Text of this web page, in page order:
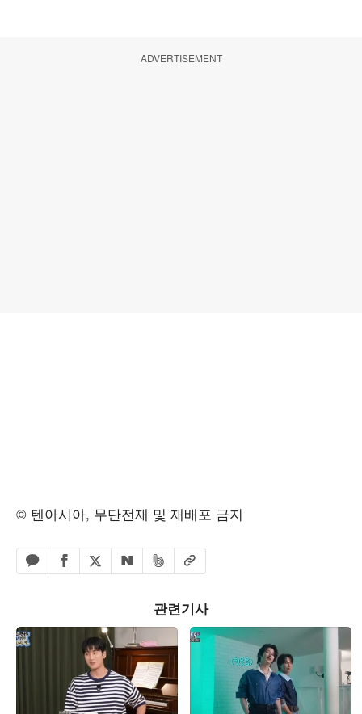
ADVERTISEMENT
© 텐아시아, 무단전재 및 재배포 금지
카카오톡 공유하기
페이스북 공유하기
엑스 공유하기
네이버 공유하기
밴드 공유하기
URL복사
관련기사